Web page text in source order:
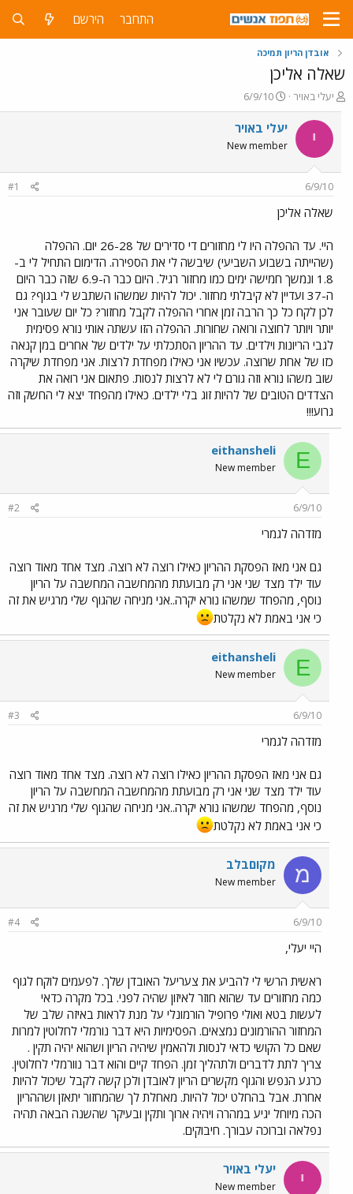
התחבר הירשם
אובדן הריון תמיכה
שאלה אליכן
פ
ו
ת
ח
ה
ו
ש
א
יעלי באויר
פ
ו
ר
ס
ם
ך
6/9/10
י יעלי באויר
New member
6/9/10
#1
שאלה אליכן
היי. עד ההפלה היו לי מחזורים די סדירים של 26-28 יום. ההפלה
(שהייתה בשבוע השביעי) שיבשה לי את הספירה. הדימום התחיל לי ב-
1.8 ונמשך חמישה ימים כמו מחזור רגיל. היום כבר ה-6.9 שזה כבר היום
ה-37 ועדיין לא קיבלתי מחזור. יכול להיות שמשהו השתבש לי בגוף? גם
לכן לקח כל כך הרבה זמן אחרי ההפלה לקבל מחזור? כל יום שעובר אני
יותר ויותר לחוצה ורואה שחורות. ההפלה הזו עשתה אותי נורא פסימית
לגבי הריונות וילדים. עד ההריון הסתכלתי על ילדים של אחרים במן קנאה
כזו של אחת שרוצה. עכשיו אני כאילו מפחדת לרצות. אני מפחדת שיקרה
שוב משהו נורא וזה גורם לי לא לרצות לנסות. פתאום אני רואה את
הצדדים הטובים של להיות זוג בלי ילדים. כאילו מהפחד יצא לי החשק וזה
גרוע!!!
E
eithansheli
New member
6/9/10
#2
מזדהה לגמרי
גם אני מאז הפסקת ההריון כאילו רוצה לא רוצה. מצד אחד מאוד רוצה
עוד ילד מצד שני אני רק מבועתת מהמחשבה המחשבה על הריון
נוסף, מהפחד שמשהו נורא יקרה..אני מניחה שהגוף שלי מרגיש את זה
כי אני באמת לא נקלטת
E
eithansheli
New member
6/9/10
#3
מזדהה לגמרי
גם אני מאז הפסקת ההריון כאילו רוצה לא רוצה. מצד אחד מאוד רוצה
עוד ילד מצד שני אני רק מבועתת מהמחשבה המחשבה על הריון
נוסף, מהפחד שמשהו נורא יקרה..אני מניחה שהגוף שלי מרגיש את זה
כי אני באמת לא נקלטת
מ מקוםבלב
New member
6/9/10
#4
היי יעלי,
ראשית הרשי לי להביע את צעריעל האובדן שלך. לפעמים לוקח לגוף
כמה מחזורים עד שהוא חוזר לאיזון שהיה לפני. בכל מקרה כדאי
לעשות בטא ואולי פרופיל הורמונלי על מנת לראות באיזה שלב של
המחזור ההורמונים נמצאים. הפסימיות היא דבר נורמלי לחלוטין למרות
שאם כל הקושי כדאי לנסות ולהאמין שיהיה הריון ושהוא יהיה תקין .
צריך לתת לדברים ולתהליך זמן. הפחד קיים והוא דבר נוורמלי לחלוטין.
כרגע הנפש והגוף מקשרים הריון לאובדן ולכן קשה לקבל שיכול להיות
אחרת. אבל בהחלט יכול להיות. מאחלת לך שהמחזור יתאזן ושההריון
הכה מיוחל יגיע במהרה ויהיה ארוך ותקין ובעיקר שהשנה הבאה תהיה
נפלאה וברוכה עבורך. חיבוקים.
י יעלי באויר
New member